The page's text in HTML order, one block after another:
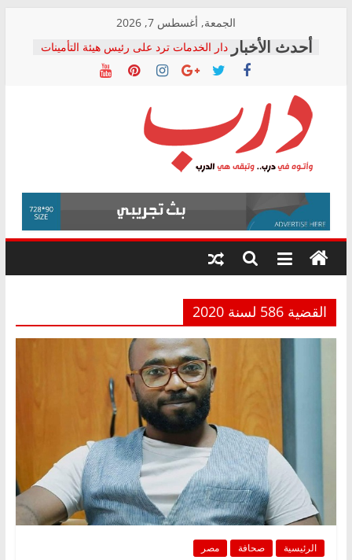
content
الجمعة, أغسطس 7, 2026
دار الخدمات ترد على رئيس هيئة التأمينات
بعد مؤتمره الصحفي: إنكار الأزمة لا ينهي
معاناة أصحاب المعاشات.. ونطالب بكشف
فرحات سليمان يكتب: القطاع الصحي إلى
أين؟
حزب التحالف الشعبي يطلق لجنة “الحق
في الصحة” بالإسكندرية لرصد الانتهاكات
ودعم المرضى
الوزاري لمدينة الصحفيين.. وانتهاء أعمال
إنشاء المبنى الإداري
المجلس القومي لحقوق الإنسان يعلن
متابعة قضية الدكتور محمد زهران.. ويؤكد:
قرينة البراءة وضمانات المحاكمة العادلة
درب
وأتوه
درب..
وتبقى
هي
القضية 586 لسنة 2020
الرئيسية صحافة مصر